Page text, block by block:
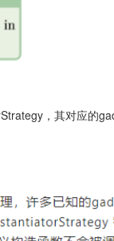
，其对应的